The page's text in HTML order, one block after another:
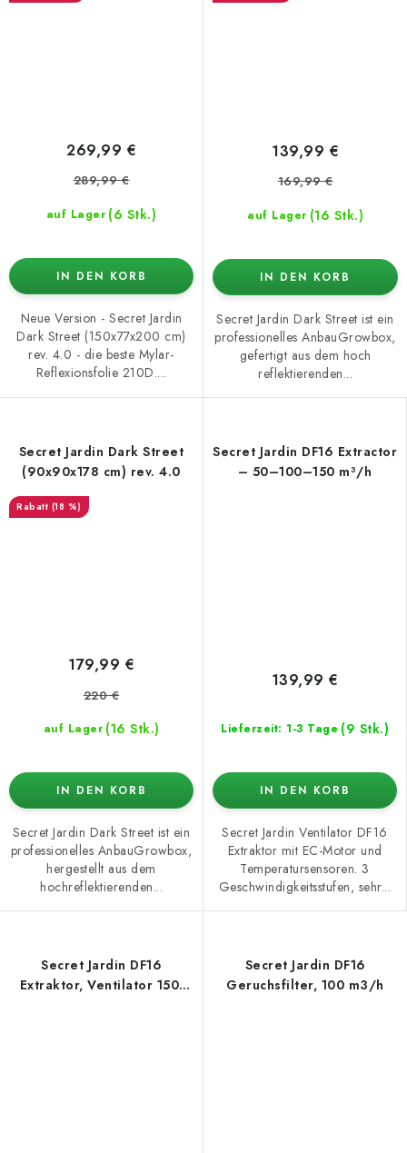
auf Lager (6 Stk.)
269,99 €
289,99 €
IN DEN KORB
Neue Version - Secret Jardin
Dark Street (150x77x200 cm)
rev. 4.0 - die beste Mylar-
Reflexionsfolie 210D....
auf Lager (16 Stk.)
139,99 €
169,99 €
IN DEN KORB
Secret Jardin Dark Street ist ein
professionelles AnbauGrowbox,
gefertigt aus dem hoch
reflektierenden...
Secret Jardin Dark Street
(90x90x178 cm) rev. 4.0
(18 %)
auf Lager (16 Stk.)
179,99 €
220 €
IN DEN KORB
Secret Jardin Dark Street ist ein
professionelles AnbauGrowbox,
hergestellt aus dem
hochreflektierenden...
Secret Jardin DF16 Extractor
– 50–100–150 m³/h
Lieferzeit: 1-3 Tage (9 Stk.)
139,99 €
IN DEN KORB
Secret Jardin Ventilator DF16
Extraktor mit EC-Motor und
Temperatursensoren. 3
Geschwindigkeitsstufen, sehr...
Secret Jardin DF16
Extraktor, Ventilator 150-
Secret Jardin DF16
Geruchsfilter, 100 m3/h